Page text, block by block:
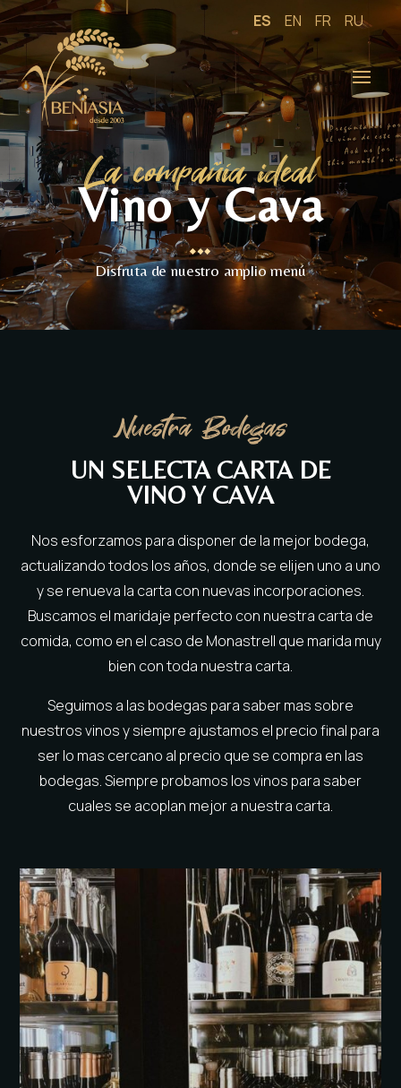
ES EN FR RU
La compañía ideal
Vino y Cava
Disfruta de nuestro amplio menú
Nuestra Bodegas
UN SELECTA CARTA DE
VINO Y CAVA
Nos esforzamos para disponer de la mejor bodega,
actualizando todos los años, donde se elijen uno a uno
y se renueva la carta con nuevas incorporaciones.
Buscamos el maridaje perfecto con nuestra carta de
comida, como en el caso de Monastrell que marida muy
bien con toda nuestra carta.
Seguimos a las bodegas para saber mas sobre
nuestros vinos y siempre ajustamos el precio final para
ser lo mas cercano al precio que se compra en las
bodegas. Siempre probamos los vinos para saber
cuales se acoplan mejor a nuestra carta.